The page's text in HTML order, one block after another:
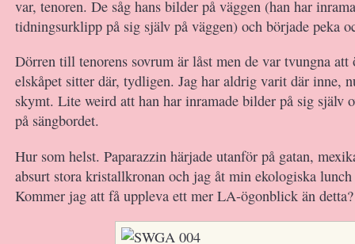
var, tenoren. De såg hans bilder på väggen (han har
tidningsurklipp på sig själv på väggen) och började peka
Dörren till tenorens sovrum är låst men de var tvungna att
elskåpet sitter där, tydligen. Jag har aldrig varit där inne,
skymt. Lite weird att han har inramade bilder på sig själv
på sängbordet.
Hur som helst. Paparazzin härjade utanför på gatan,
absurt stora kristallkronan och jag åt min ekologiska
Kommer jag att få uppleva ett mer LA-ögonblick än detta?